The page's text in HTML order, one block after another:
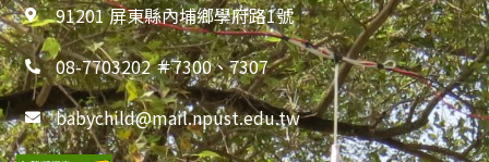
91201 屏東縣內埔鄉學府路1號
08-7703202 ＃7300、7307
babychild@mail.npust.edu.tw